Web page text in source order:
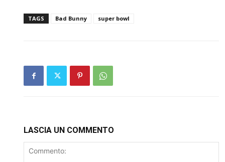
TAGS Bad Bunny super bowl
LASCIA UN COMMENTO